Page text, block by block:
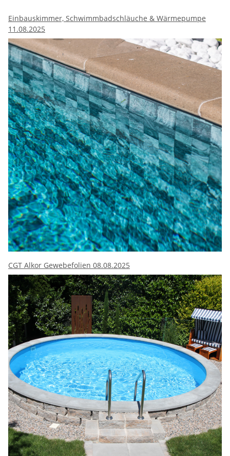
Einbauskimmer, Schwimmbadschläuche & Wärmepumpe
11.08.2025
CGT Alkor Gewebefolien 08.08.2025